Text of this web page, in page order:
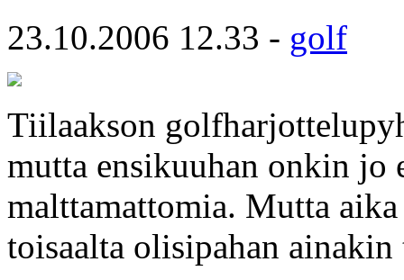
23.10.2006 12.33 - golf
Tiilaakson
mutta ensikuuhan onkin
malttamattomia. Mutta
toisaalta olisipahan